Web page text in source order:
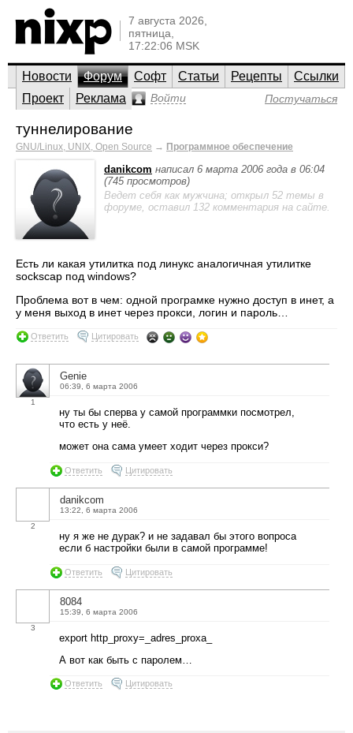
7 августа 2026,
пятница,
17:22:06 MSK
Новости Форум Софт Статьи Рецепты
Ссылки
Проект
Реклама Войти Постучаться
туннелирование
GNU/Linux, UNIX, Open Source → Программное обеспечение
danikcom написал 6 марта 2006 года в 06:04
(745 просмотров)
Ведет себя как мужчина; открыл 52 темы в
форуме, оставил 132 комментария на сайте.
Есть ли какая утилитка под линукс аналогичная утилитке
sockscap под windows?
Проблема вот в чем: одной програмке нужно доступ в инет, а
у меня выход в инет через прокси, логин и пароль…
Ответить Цитировать
1
Genie
06:39, 6 марта 2006
ну ты бы сперва у самой программки посмотрел,
что есть у неё.
может она сама умеет ходит через прокси?
Ответить Цитировать
2
danikcom
13:22, 6 марта 2006
ну я же не дурак? и не задавал бы этого вопроса
если б настройки были в самой программе!
Ответить Цитировать
3
8084
15:39, 6 марта 2006
export http_proxy=_adres_proxa_
А вот как быть с паролем…
Ответить Цитировать